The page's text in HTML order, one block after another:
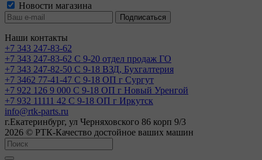
Новости магазина
Наши контакты
+7 343 247-83-62
+7 343 247-83-62 С 9-20 отдел продаж ГО
+7 343 247-82-50 С 9-18 ВЗД, Бухгалтерия
+7 3462 77-41-47 С 9-18 ОП г Сургут
+7 922 126 9 000 С 9-18 ОП г Новый Уренгой
+7 932 11111 42 С 9-18 ОП г Иркутск
info@rtk-parts.ru
г.Екатеринбург, ул Черняховского 86 корп 9/3
2026 © РТК-Качество достойное ваших машин